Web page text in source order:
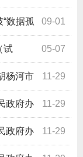
09-01
数据孤
05-07
试
设 11-29
杨河市
件总体应急预
11-29
政府办
灾应急预案》
11-29
政府办